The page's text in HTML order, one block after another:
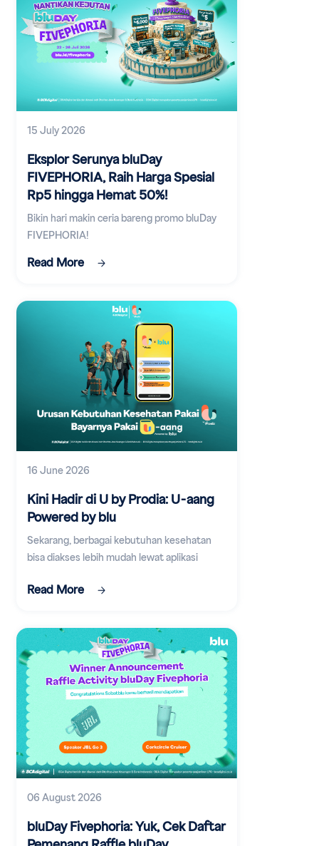
15 July 2026
Eksplor Serunya bluDay
FIVEPHORIA, Raih Harga Spesial
Rp5 hingga Hemat 50%!
Bikin hari makin ceria bareng promo bluDay
FIVEPHORIA!
Read More
16 June 2026
Kini Hadir di U by Prodia: U-aang
Powered by blu
Sekarang, berbagai kebutuhan kesehatan
bisa diakses lebih mudah lewat aplikasi
Read More
06 August 2026
bluDay Fivephoria: Yuk, Cek Daftar